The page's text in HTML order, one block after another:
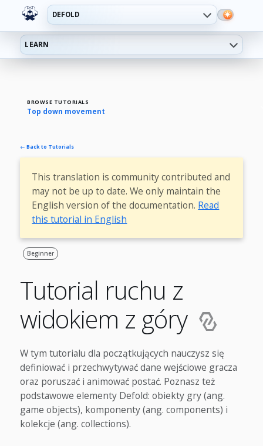
DEFOLD
LEARN
BROWSE TUTORIALS
Top down movement
← Back to Tutorials
This translation is community contributed and
may not be up to date. We only maintain the
English version of the documentation. Read
this tutorial in English
Beginner
Tutorial ruchu z
widokiem z góry
W tym tutorialu dla początkujących nauczysz się
definiować i przechwytywać dane wejściowe gracza
oraz poruszać i animować postać. Poznasz też
podstawowe elementy Defold: obiekty gry (ang.
game objects), komponenty (ang. components) i
kolekcje (ang. collections).